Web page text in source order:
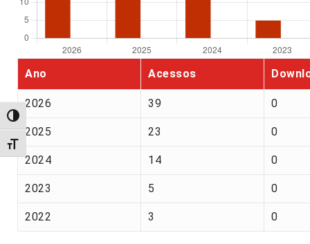
Alternar alto contraste
Alternar tamanho da fonte
Ano Acessos
2026 39 0
2025 23 0
2024 14 0
2023 5 0
2022 3 0